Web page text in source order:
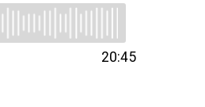
20:45